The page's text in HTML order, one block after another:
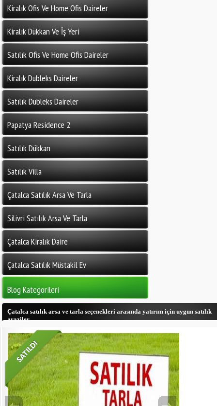
Kiralık Ofis Ve Home Ofis Daireler
Kiralık Dükkan Ve İş Yeri
Satılık Ofis Ve Home Ofis Daireler
Kiralık Dubleks Daireler
Satılık Dubleks Daireler
Papatya Residence 2
Satılık Dükkan
Satılık Villa
Çatalca Satılık Arsa Ve Tarla
Silivri Satılık Arsa Ve Tarla
Çatalca Kiralık Daire
Çatalca Satılık Müstakil Ev
Blog Kategorileri
Çatalca satılık arsa ve tarla seçenekleri arasında yatırım için uygun satılık
araziler